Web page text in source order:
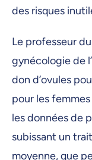
des risques
Le professeur
gynécologie de
don d’ovules
pour les
les données de
subissant un
moyenne, que